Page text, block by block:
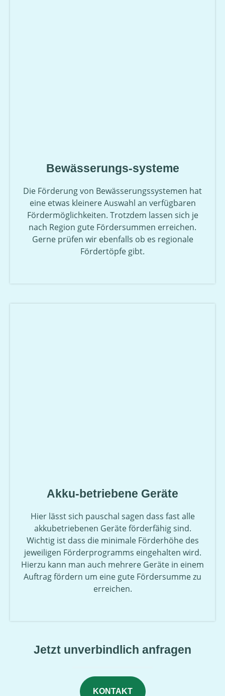
Bewässerungs-systeme
Die Förderung von Bewässerungssystemen hat
eine etwas kleinere Auswahl an verfügbaren
Fördermöglichkeiten. Trotzdem lassen sich je
nach Region gute Fördersummen erreichen.
Gerne prüfen wir ebenfalls ob es regionale
Fördertöpfe gibt.
Akku-betriebene Geräte
Hier lässt sich pauschal sagen dass fast alle
akkubetriebenen Geräte förderfähig sind.
Wichtig ist dass die minimale Förderhöhe des
jeweiligen Förderprogramms eingehalten wird.
Hierzu kann man auch mehrere Geräte in einem
Auftrag fördern um eine gute Fördersumme zu
erreichen.
Jetzt unverbindlich anfragen
KONTAKT